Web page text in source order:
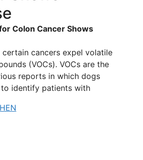
Colon Cancer Shows
certain cancers expel volatile
(VOCs). VOCs are the
reports in which dogs
identify patients with